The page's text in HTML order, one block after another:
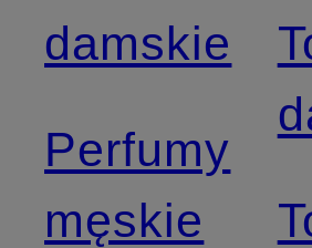
damskie
Perfumy
męskie